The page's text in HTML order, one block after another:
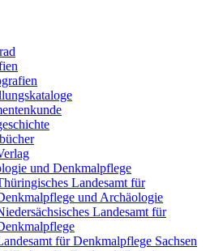
und Denkmalpflege
Landesamt für
und Archäologie
Landesamt für
für Denkmalpflege Sachsen